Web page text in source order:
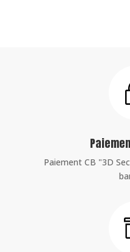
Paiement CB "3D